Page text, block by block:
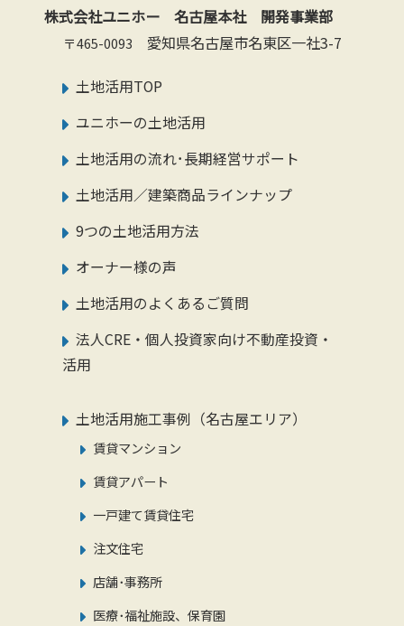
株式会社ユニホー 名古屋本社 開発事業部
〒465-0093 愛知県名古屋市名東区一社3-7
土地活用TOP
ユニホーの土地活用
土地活用の流れ･長期経営サポート
土地活用／建築商品ラインナップ
9つの土地活用方法
オーナー様の声
土地活用のよくあるご質問
法人CRE・個人投資家向け不動産投資・
活用
土地活用施工事例（名古屋エリア）
賃貸マンション
賃貸アパート
一戸建て賃貸住宅
注文住宅
店舗･事務所
医療･福祉施設、保育園